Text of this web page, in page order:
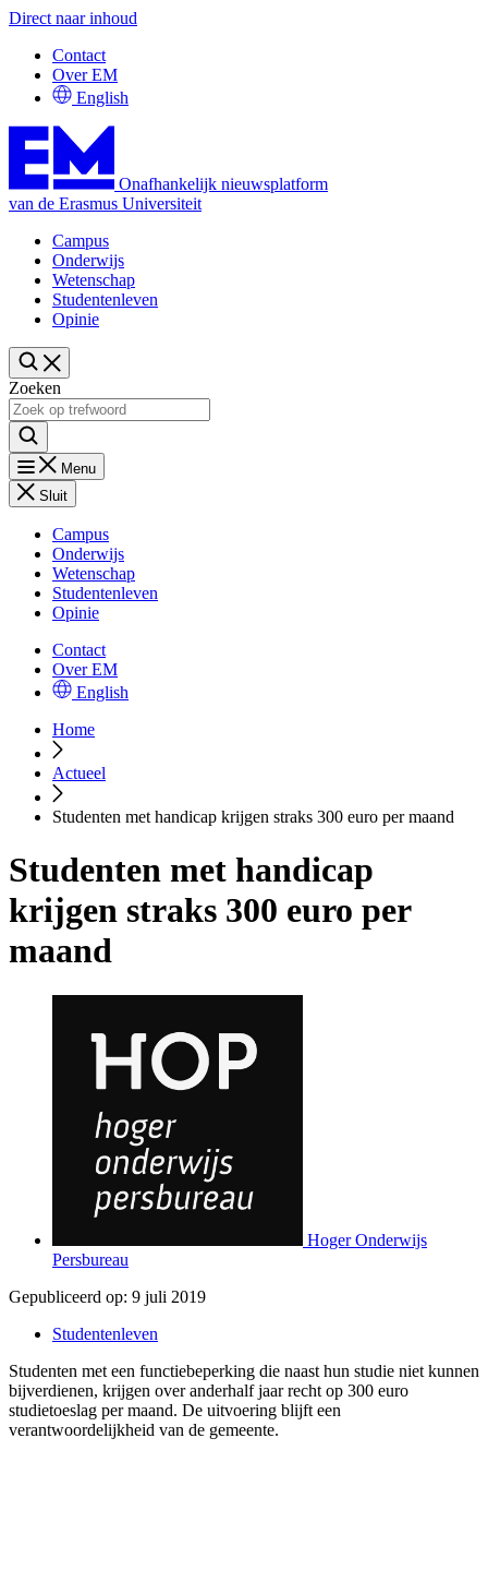
Direct naar inhoud
Contact
Over EM
English
Onafhankelijk nieuwsplatform
van de Erasmus Universiteit
Campus
Onderwijs
Wetenschap
Studentenleven
Opinie
Zoeken
Menu
Sluit
Campus
Onderwijs
Wetenschap
Studentenleven
Opinie
Contact
Over EM
English
Home
Actueel
Studenten met handicap krijgen straks 300 euro per maand
Studenten met handicap
krijgen straks 300 euro per
maand
Hoger Onderwijs
Persbureau
Gepubliceerd op: 9 juli 2019
Studentenleven
Studenten met een functiebeperking die naast hun studie niet kunnen
bijverdienen, krijgen over anderhalf jaar recht op 300 euro
studietoeslag per maand. De uitvoering blijft een
verantwoordelijkheid van de gemeente.